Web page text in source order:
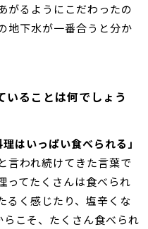
がるようにこだわったの
地下水が一番合うと分か
いることは何でしょう
理はいっぱい食べられる」
言われ続けてきた言葉で
ってたくさんは食べられ
るく感じたり、塩辛くな
こそ、たくさん食べられ